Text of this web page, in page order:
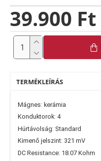
39.900 Ft
TERMÉKLEÍRÁS
Mágnes: kerámia
Konduktorok: 4
Húrtávolság: Standard
Kimenő jelszint: 321 mV
DC Resistance: 18.07 Kohm